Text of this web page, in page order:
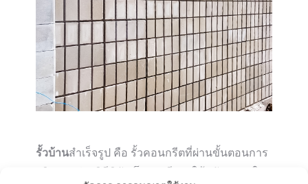
รั้วบ้านสำเร็จรูป คือ รั้วคอนกรีตที่ผ่านขั้นตอนการ
ผลิตมาอย่างพิถีพิถัน โดยจะมีการใช้นวัตกรรมใน